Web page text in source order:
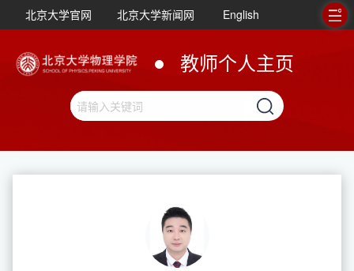
北京大学官网 北京大学新闻网 English
教师个人主页